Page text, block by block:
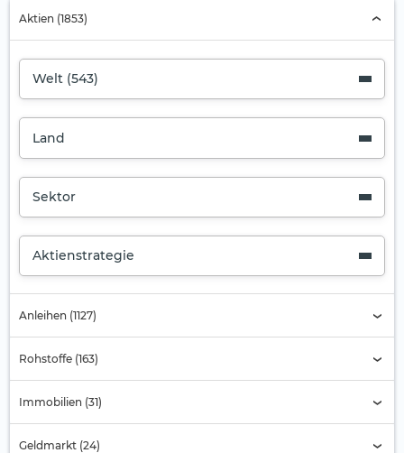
Aktien (1853)
Welt (543)
Land
Sektor
Aktienstrategie
Anleihen (1127)
Rohstoffe (163)
Immobilien (31)
Geldmarkt (24)